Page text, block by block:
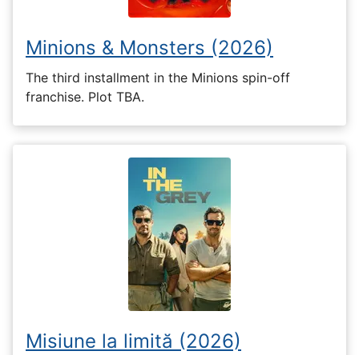
Minions & Monsters (2026)
The third installment in the Minions spin-off
franchise. Plot TBA.
Misiune la limită (2026)